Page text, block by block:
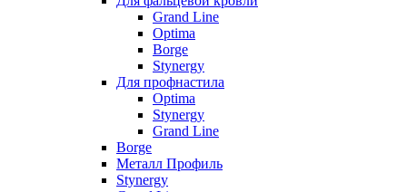
Grand Line
Optima
Borge
Stynergy
Для профнастила
Optima
Stynergy
Grand Line
Borge
Металл Профиль
Stynergy